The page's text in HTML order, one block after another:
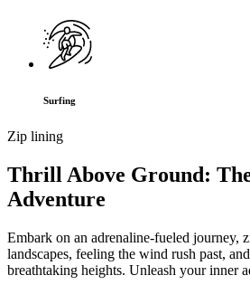
Surfing
Zip lining
Thrill Above Ground:
Adventure
Embark on an adrenaline-fueled journey,
landscapes, feeling the wind rush past,
breathtaking heights. Unleash your inner